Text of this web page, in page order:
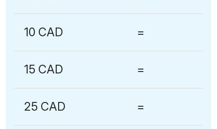
10 CAD =
15 CAD =
25 CAD =